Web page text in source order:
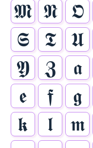
𝕸 𝕹 𝕺
𝕾
𝕿 𝖀
𝖄
𝖅 𝖆
𝖊
𝖋 𝖌
𝖐
𝖑 𝖒